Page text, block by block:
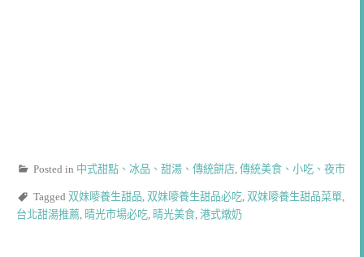
Posted in 中式甜點、冰品、甜湯、傳統餅店, 傳統美食、小吃、夜市
Tagged 双妹嘜養生甜品, 双妹嘜養生甜品必吃, 双妹嘜養生甜品菜單,
台北甜湯推薦, 晴光市場必吃, 晴光美食, 港式燉奶